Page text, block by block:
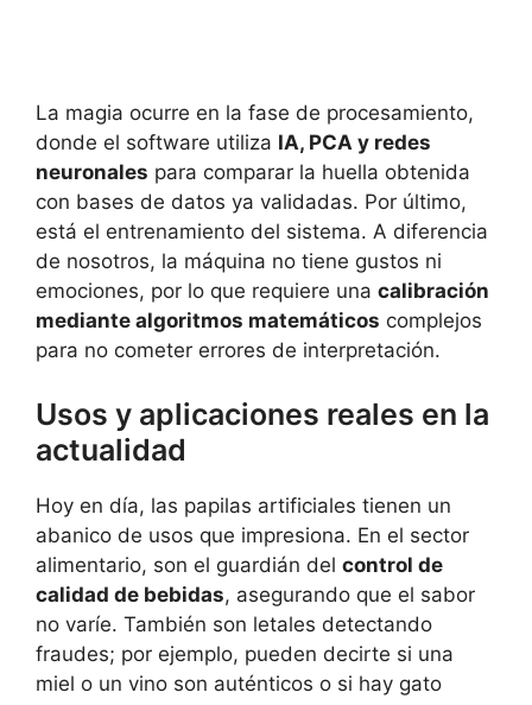
La magia ocurre en la fase de procesamiento,
donde el software utiliza IA, PCA y redes
neuronales para comparar la huella obtenida
con bases de datos ya validadas. Por último,
está el entrenamiento del sistema. A diferencia
de nosotros, la máquina no tiene gustos ni
emociones, por lo que requiere una calibración
mediante algoritmos matemáticos complejos
para no cometer errores de interpretación.
Usos y aplicaciones reales en la
actualidad
Hoy en día, las papilas artificiales tienen un
abanico de usos que impresiona. En el sector
alimentario, son el guardián del control de
calidad de bebidas, asegurando que el sabor
no varíe. También son letales detectando
fraudes; por ejemplo, pueden decirte si una
miel o un vino son auténticos o si hay gato